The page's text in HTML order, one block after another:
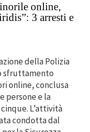
online,
3 arresti e
della Polizia
sfruttamento
online, conclusa
persone e la
L’attività
condotta dal